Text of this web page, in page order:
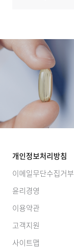
개인정보처리방침
이메일무단수집거부
윤리경영
이용약관
고객지원
사이트맵